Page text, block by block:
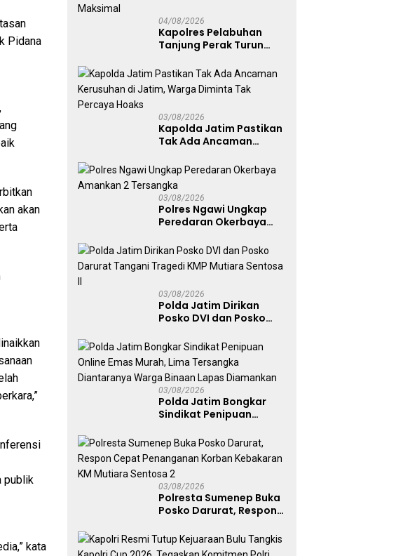
Pidana
akan
publik
kata
04/08/2026
Kapolres Pelabuhan
Tanjung Perak Turun
Pastikan Penanganan
Kebakaran KM Mutiara
Sentosa 2 Berjalan
03/08/2026
Kapolda Jatim Pastikan
Tak Ada Ancaman
Warga Diminta Tak
Percaya Hoaks
03/08/2026
Polres Ngawi Ungkap
Peredaran Okerbaya
03/08/2026
Polda Jatim Dirikan
Posko DVI dan Posko
Tragedi KMP Mutiara
Sentosa II
03/08/2026
Polda Jatim Bongkar
Sindikat Penipuan
Tersangka Diantaranya
Warga Binaan Lapas
Diamankan
03/08/2026
Polresta Sumenep Buka
Posko Darurat, Respon
Korban Kebakaran KM
Mutiara Sentosa 2